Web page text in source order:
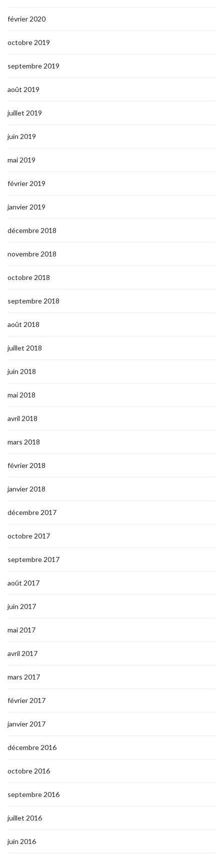
février 2020
octobre 2019
septembre 2019
août 2019
juillet 2019
juin 2019
mai 2019
février 2019
janvier 2019
décembre 2018
novembre 2018
octobre 2018
septembre 2018
août 2018
juillet 2018
juin 2018
mai 2018
avril 2018
mars 2018
février 2018
janvier 2018
décembre 2017
octobre 2017
septembre 2017
août 2017
juin 2017
mai 2017
avril 2017
mars 2017
février 2017
janvier 2017
décembre 2016
octobre 2016
septembre 2016
juillet 2016
juin 2016